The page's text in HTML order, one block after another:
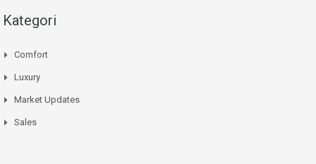
Kategori
Comfort
Luxury
Market Updates
Sales